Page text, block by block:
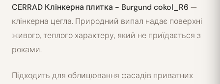
CERRAD Клінкерна плитка - Burgund cokol_R6 —
клінкерна цегла. Природний випал надає поверхні
живого, теплого характеру, який не приїдається з
роками.
Підходить для облицювання фасадів приватних